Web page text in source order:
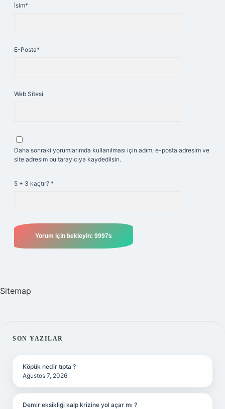
İsim*
E-Posta*
Web Sitesi
Daha sonraki yorumlarımda kullanılması için adım, e-posta adresim ve
site adresim bu tarayıcıya kaydedilsin.
5 + 3 kaçtır? *
Sitemap
SIDEBAR
SON YAZILAR
Köpük nedir tıpta ?
Ağustos 7, 2026
Demir eksikliği kalp krizine yol açar mı ?